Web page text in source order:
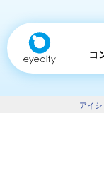
コ
アイ